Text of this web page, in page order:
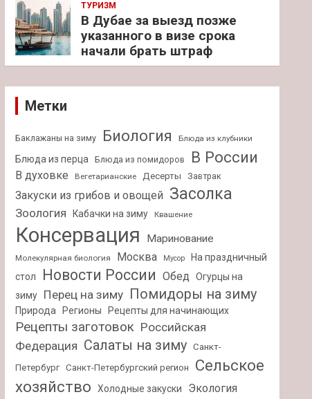
ТУРИЗМ
В Дубае за выезд позже
указанного в визе срока
начали брать штраф
Метки
Баклажаны на зиму Биология Блюда из клубники
Блюда из перца Блюда из помидоров В России
В духовке Вегетарианские Десерты Завтрак
Закуски из грибов и овощей Засолка
Зоология Кабачки на зиму Квашение
Консервация Маринование
Молекулярная биология Москва Мусор
На праздничный
стол
Новости России Обед
Огурцы на
зиму
Перец на зиму Помидоры на зиму
Природа Регионы Рецепты для начинающих
Рецепты заготовок Российская
Федерация Салаты на зиму
Санкт-
Петербург Санкт-Петербургский регион
Сельское
хозяйство
Холодные закуски Экология